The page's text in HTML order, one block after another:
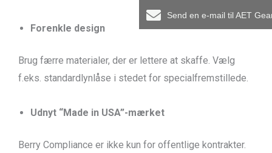
Forenkle design
Brug færre materialer, der er lettere at skaffe. Vælg
f.eks. standardlynlåse i stedet for specialfremstillede.
Udnyt “Made in USA”-mærket
Berry Compliance er ikke kun for offentlige kontrakter.
Send en e-mail til AET